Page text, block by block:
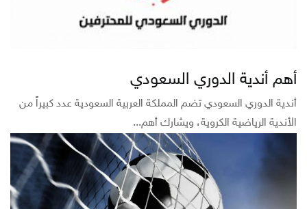
أهم أندية الدوري السعودي
أندية الدوري السعودي تضم المملكة العربية السعودية عدد كبيراً من
الأندية الرياضية الكروية، ويشارك أهم...